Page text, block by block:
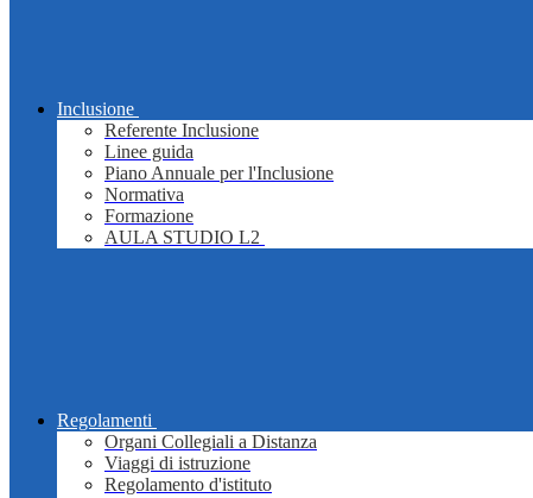
Inclusione
Referente Inclusione
Linee guida
Piano Annuale per l'Inclusione
Normativa
Formazione
AULA STUDIO L2
Regolamenti
Organi Collegiali a Distanza
Viaggi di istruzione
Regolamento d'istituto